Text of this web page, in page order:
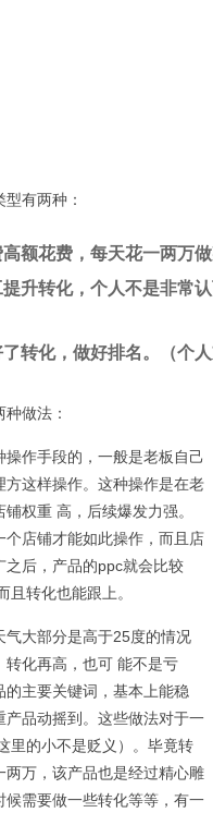
有两种：
额花费，每天花一两万
升转化，个人不是非常
转化，做好排名。（个
做法：
作手段的，一般是老板自己
这样操作。这种操作是在老
权重 高，后续爆发力强。
店铺才能如此操作，而且店
后，产品的ppc就会比较
转化也能跟上。
大部分是高于25度的情况
化再高，也可 能不是亏
主要关键词，基本上能稳
品动摇到。这些做法对于一
里的小不是贬义）。毕竟转
万，该产品也是经过精心雕
需要做一些转化等等，有一